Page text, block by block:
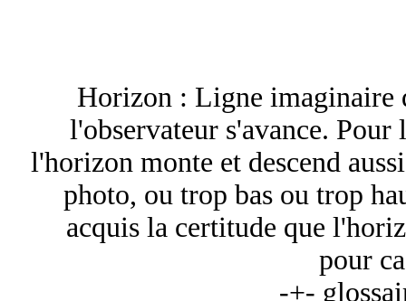
Horizon : Ligne imaginaire
l'observateur s'avance.
l'horizon monte et descend
photo, ou trop bas ou trop
acquis la certitude que
pour
-+-